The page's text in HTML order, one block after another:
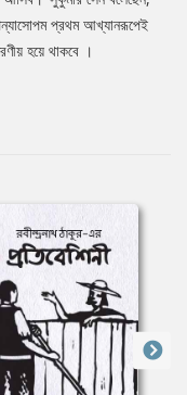
প্রথম আখ্যানরূপেই
হয়ে থাকবে ।